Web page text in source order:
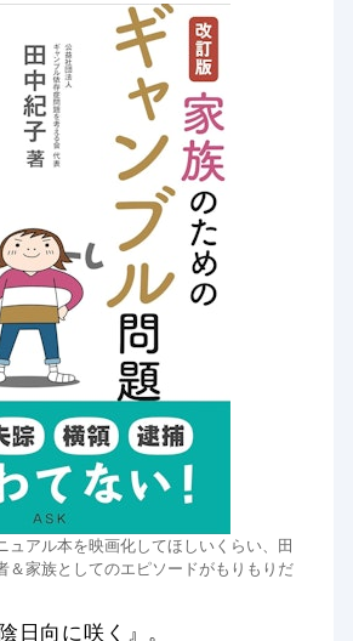
ュアル本を映画化してほしいくらい、田
＆家族としてのエピソードがもりもりだ
日向に咲く』。